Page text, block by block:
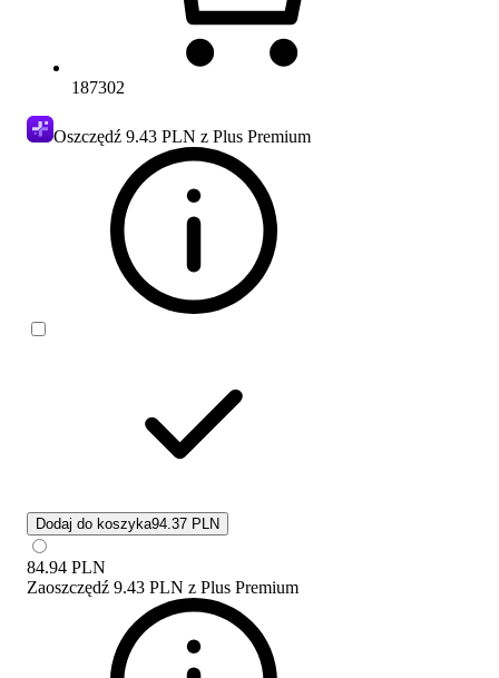
187302
Oszczędź 9.43 PLN z Plus Premium
Dodaj do koszyka94.37 PLN
84.94 PLN
Zaoszczędź 9.43 PLN z Plus Premium